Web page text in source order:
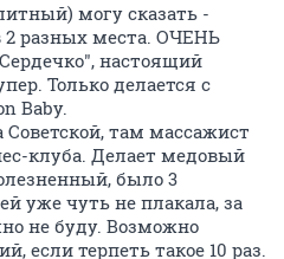
могу сказать -
2 разных места. ОЧЕНЬ
настоящий
Только делается с
Baby.
там массажист
клуба. Делает медовый
было 3
уже чуть не плакала, за
не буду. Возможно
если терпеть такое 10 раз.